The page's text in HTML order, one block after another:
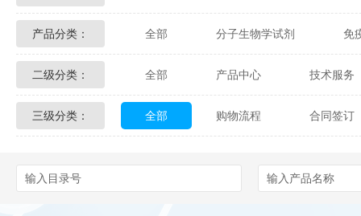
Glycon Biochem Sterlitech
Echelon Biosciences Verichem
Affinity Biologicals Kingfisher
产品分类： 全部 分子生物学试剂 免
化学及生物化学试剂 材料学试剂
二级分类： 全部 产品中心 技术服务
配送方式 售后服务 技术
三级分类： 全部 购物流程 合同签订